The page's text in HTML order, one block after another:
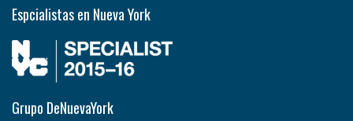
Espcialistas en Nueva York
Grupo DeNuevaYork